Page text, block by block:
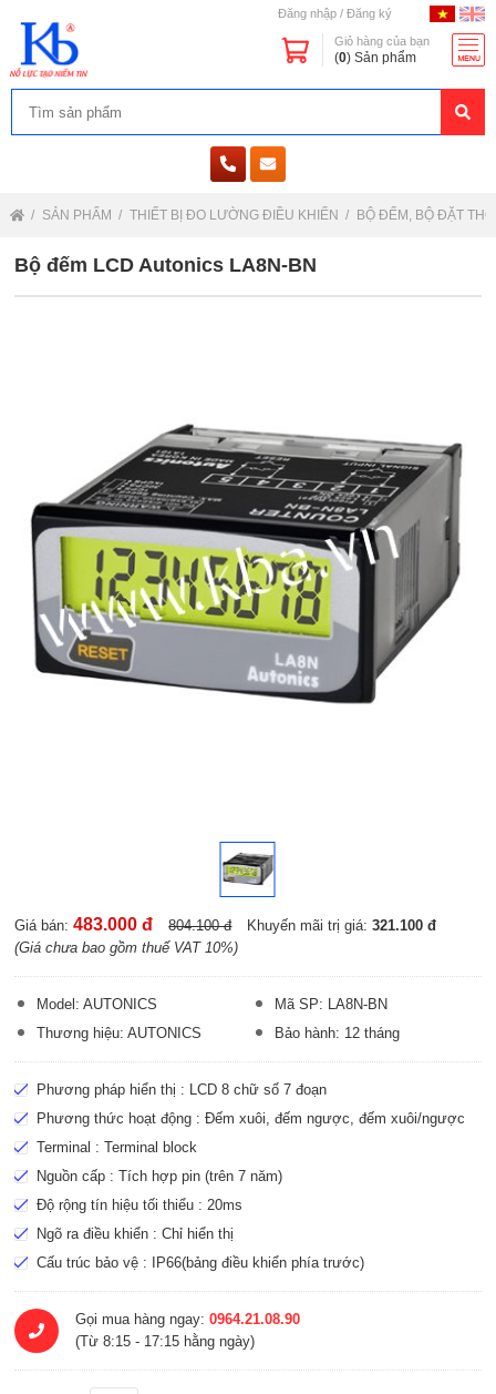
Đăng nhập / Đăng ký
Giỏ hàng của bạn
(0) Sản phẩm
SẢN PHẨM THIẾT BỊ ĐO LƯỜNG ĐIỀU KHIỂN BỘ ĐẾM, BỘ ĐẶT
Bộ đếm LCD Autonics LA8N-BN
Giá bán:483.000 đ 804.100 đ Khuyến mãi trị giá:321.100 đ
(Giá chưa bao gồm thuế VAT 10%)
Model: AUTONICS
Mã SP: LA8N-BN
Thương hiệu: AUTONICS
Bảo hành: 12 tháng
Phương pháp hiển thị : LCD 8 chữ số 7 đoạn
Phương thức hoạt động : Đếm xuôi, đếm ngược, đếm xuôi/ngược
Terminal : Terminal block
Nguồn cấp : Tích hợp pin (trên 7 năm)
Độ rộng tín hiệu tối thiểu : 20ms
Ngõ ra điều khiển : Chỉ hiển thị
Cấu trúc bảo vệ : IP66(bảng điều khiển phía trước)
Gọi mua hàng ngay:0964.21.08.90
(Từ 8:15 - 17:15 hằng ngày)